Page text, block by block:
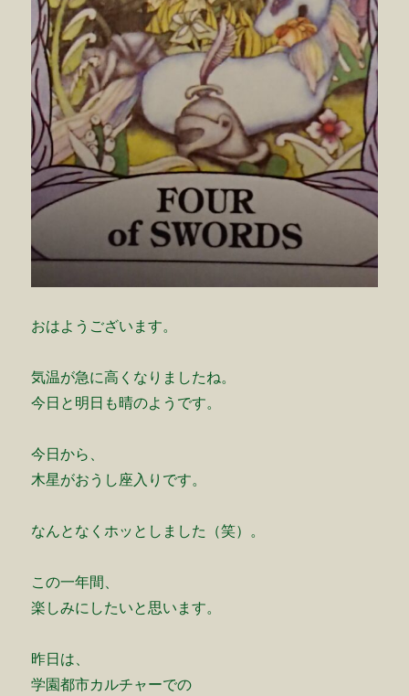
おはようございます。
気温が急に高くなりましたね。
今日と明日も晴のようです。
今日から、
木星がおうし座入りです。
なんとなくホッとしました（笑）。
この一年間、
楽しみにしたいと思います。
昨日は、
学園都市カルチャーでの